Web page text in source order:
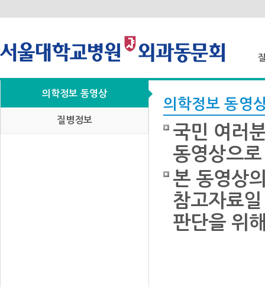
의학정보 동영상
질병정보
의학정보 동영
국민 여러
동영상으
본 동영상
참고자료
판단을 위